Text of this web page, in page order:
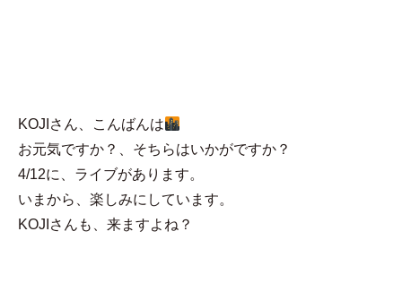
KOJIさん、こんばんは
お元気ですか？、そちらはいかがですか？
4/12に、ライブがあります。
いまから、楽しみにしています。
KOJIさんも、来ますよね？